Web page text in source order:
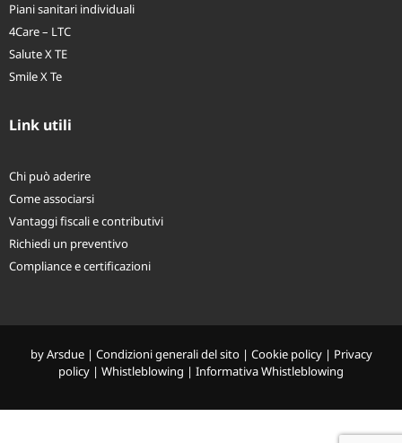
Piani sanitari individuali
4Care – LTC
Salute X TE
Smile X Te
Link utili
Chi può aderire
Come associarsi
Vantaggi fiscali e contributivi
Richiedi un preventivo
Compliance e certificazioni
byArsdue| Condizioni generali del sito| Cookie policy| Privacy
policy | Whistleblowing | Informativa Whistleblowing